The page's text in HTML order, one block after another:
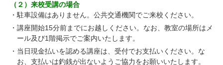
（２）来校受講の場合
・駐車設備はありません。公共交通機関でご来校ください。
・講座開始15分前までにお越しください。なお、教室の場所はメ
ール及び1階掲示でご案内いたします。
・当日現金払いを認める講座は、受付でお支払いください。な
お、支払いは釣銭が出ないようご協力をお願いいたします。